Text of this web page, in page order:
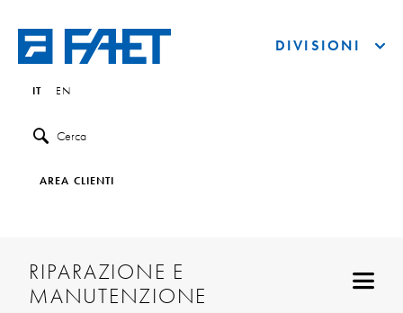
IT EN
Cerca
AREA CLIENTI
DIVISIONI
RIPARAZIONE E
MANUTENZIONE